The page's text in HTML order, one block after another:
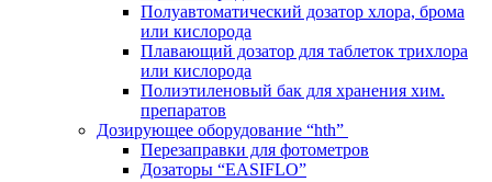
Полуавтоматический дозатор хлора, брома
или кислорода
Плавающий дозатор для таблеток трихлора
или кислорода
Полиэтиленовый бак для хранения хим.
препаратов
Дозирующее оборудование “hth”
Перезаправки для фотометров
Дозаторы “EASIFLO”